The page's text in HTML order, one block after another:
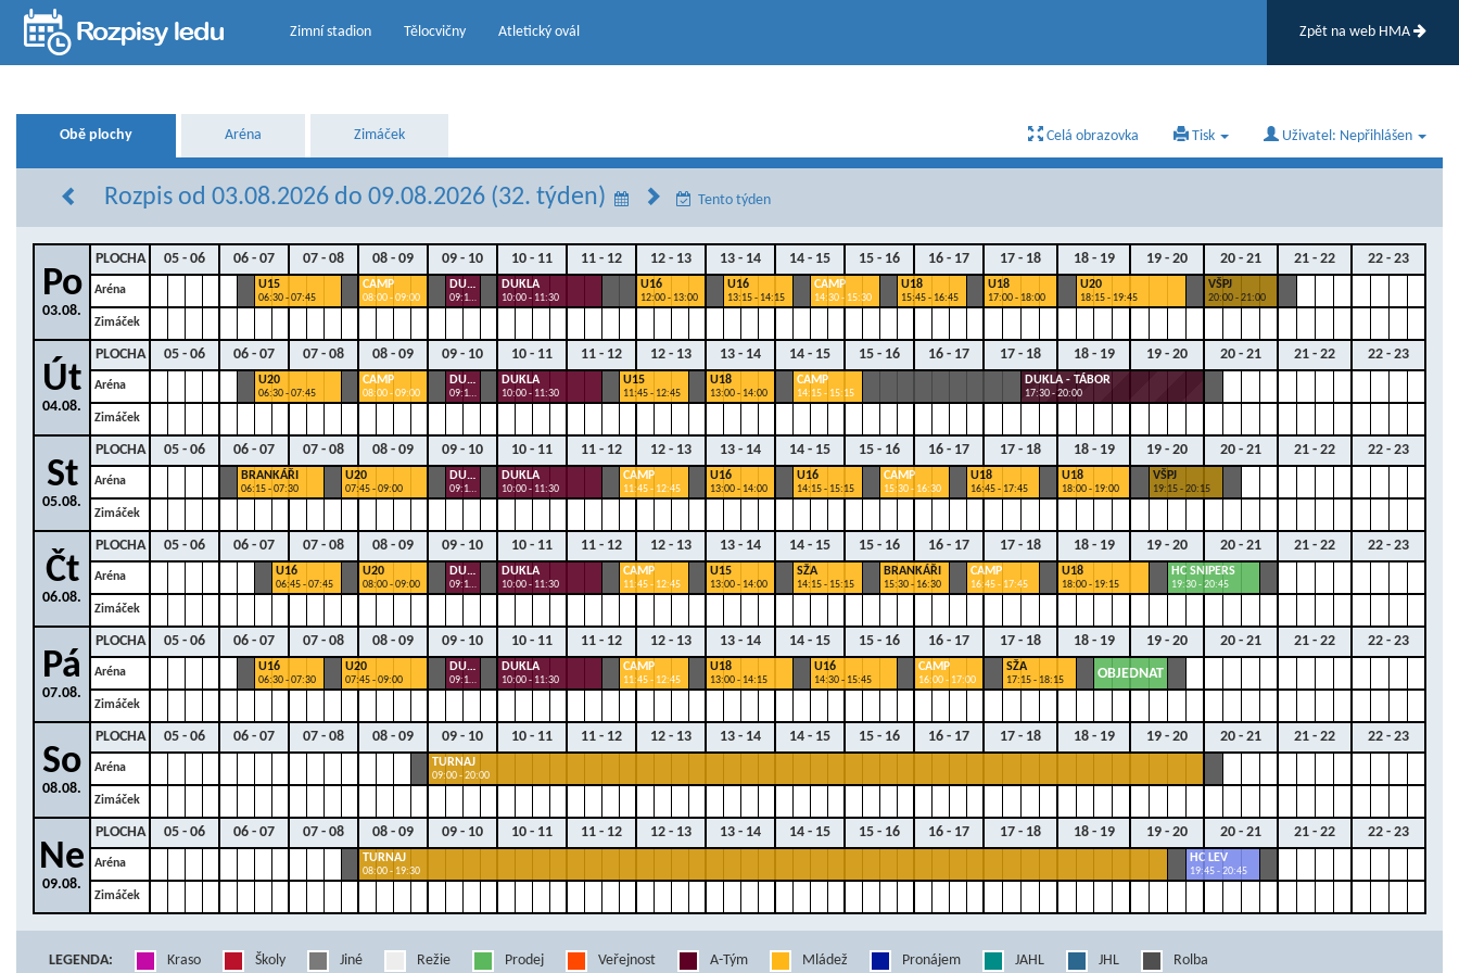
Zimní stadion Tělocvičny Atletický ovál Zpět na web HMA
Celá obrazovka Tisk Uživatel: Nepřihlášen
Obě plochy Aréna Zimáček
Rozpis od 03.08.2026 do 09.08.2026 (32. týden) Tento týden
Po
03.08.
PLOCHA 05 - 06 06 - 07 07 - 08 08 - 09 09 - 10 10 - 11 11 - 12 12 - 13 13 - 14 14 - 15 15 - 16 16 - 17 17 - 18 18 - 19 19 - 20 20 - 21 21 - 22 22 - 23
Aréna
Zimáček
Út
04.08.
PLOCHA 05 - 06 06 - 07 07 - 08 08 - 09 09 - 10 10 - 11 11 - 12 12 - 13 13 - 14 14 - 15 15 - 16 16 - 17 17 - 18 18 - 19 19 - 20 20 - 21 21 - 22 22 - 23
Aréna
Zimáček
St
05.08.
PLOCHA 05 - 06 06 - 07 07 - 08 08 - 09 09 - 10 10 - 11 11 - 12 12 - 13 13 - 14 14 - 15 15 - 16 16 - 17 17 - 18 18 - 19 19 - 20 20 - 21 21 - 22 22 - 23
Aréna
Zimáček
Čt
06.08.
PLOCHA 05 - 06 06 - 07 07 - 08 08 - 09 09 - 10 10 - 11 11 - 12 12 - 13 13 - 14 14 - 15 15 - 16 16 - 17 17 - 18 18 - 19 19 - 20 20 - 21 21 - 22 22 - 23
Aréna
Zimáček
Pá
07.08.
PLOCHA 05 - 06 06 - 07 07 - 08 08 - 09 09 - 10 10 - 11 11 - 12 12 - 13 13 - 14 14 - 15 15 - 16 16 - 17 17 - 18 18 - 19 19 - 20 20 - 21 21 - 22 22 - 23
Aréna
Zimáček
So
08.08.
PLOCHA 05 - 06 06 - 07 07 - 08 08 - 09 09 - 10 10 - 11 11 - 12 12 - 13 13 - 14 14 - 15 15 - 16 16 - 17 17 - 18 18 - 19 19 - 20 20 - 21 21 - 22 22 - 23
Aréna
Zimáček
Ne
09.08.
PLOCHA 05 - 06 06 - 07 07 - 08 08 - 09 09 - 10 10 - 11 11 - 12 12 - 13 13 - 14 14 - 15 15 - 16 16 - 17 17 - 18 18 - 19 19 - 20 20 - 21 21 - 22 22 - 23
Aréna
Zimáček
U15
06:30 - 07:45
CAMP
08:00 - 09:00
DUKLA
09:15 - 09:45
DUKLA
09:15 - 09:45
DUKLA
09:15 - 09:45
DUKLA
09:15 - 09:45
DUKLA
09:15 - 09:45
DUKLA
10:00 - 11:30
DUKLA
10:00 - 11:30
DUKLA
10:00 - 11:30
DUKLA
10:00 - 11:30
DUKLA
10:00 - 11:30
CAMP
08:00 - 09:00
CAMP
14:30 - 15:30
CAMP
14:15 - 15:15
CAMP
15:30 - 16:30
CAMP
16:45 - 17:45
CAMP
16:00 - 17:00
CAMP
11:45 - 12:45
CAMP
11:45 - 12:45
CAMP
11:45 - 12:45
U20
06:30 - 07:45
BRANKÁŘI
06:15 - 07:30
U20
07:45 - 09:00
U20
08:00 - 09:00
U20
07:45 - 09:00
U16
06:45 - 07:45
U16
06:30 - 07:30
U16
12:00 - 13:00
U16
13:15 - 14:15
U15
11:45 - 12:45
U18
13:00 - 14:00
U16
13:00 - 14:00
U16
14:15 - 15:15
U15
13:00 - 14:00
U18
13:00 - 14:15
U16
14:30 - 15:45
SŽA
14:15 - 15:15
BRANKÁŘI
15:30 - 16:30
SŽA
17:15 - 18:15
U18
16:45 - 17:45
U18
18:00 - 19:00
U18
15:45 - 16:45
U18
17:00 - 18:00
U20
18:15 - 19:45
DUKLA - TÁBOR
17:30 - 20:00
TURNAJ
09:00 - 20:00
TURNAJ
08:00 - 19:30
HC LEV
19:45 - 20:45
VŠPJ
20:00 - 21:00
VŠPJ
19:15 - 20:15
U18
18:00 - 19:15
HC SNIPERS
19:30 - 20:45
OBJEDNAT
LEGENDA: Kraso Školy Jiné Režie Prodej Veřejnost A-Tým Mládež Pronájem JAHL JHL Rolba